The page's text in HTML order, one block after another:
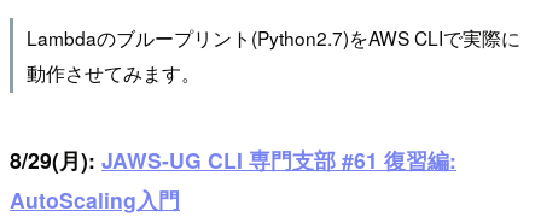
Lambdaのブループリント(Python2.7)をAWS CLIで実際に
動作させてみます。
8/29(月): JAWS-UG CLI 専門支部 #61 復習編:
AutoScaling入門